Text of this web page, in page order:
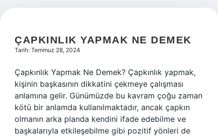
ÇAPKINLIK YAPMAK NE DEMEK
Tarih: Temmuz 28, 2024
Çapkınlık Yapmak Ne Demek? Çapkınlık yapmak,
kişinin başkasının dikkatini çekmeye çalışması
anlamına gelir. Günümüzde bu kavram çoğu zaman
kötü bir anlamda kullanılmaktadır, ancak çapkın
olmanın arka planda kendini ifade edebilme ve
başkalarıyla etkileşebilme gibi pozitif yönleri de